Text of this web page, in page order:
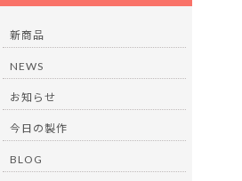
新商品
NEWS
お知らせ
今日の製作
BLOG